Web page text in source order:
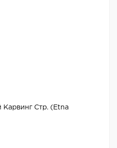
Стр. (Etna